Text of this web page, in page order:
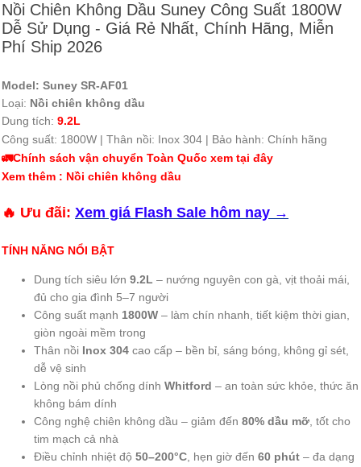
Nồi Chiên Không Dầu Suney Công Suất 1800W
Dễ Sử Dụng - Giá Rẻ Nhất, Chính Hãng, Miễn
Phí Ship 2026
Model: Suney SR-AF01
Loại: Nồi chiên không dầu
Dung tích: 9.2L
Công suất: 1800W | Thân nồi: Inox 304 | Bảo hành: Chính hãng
🚛Chính sách vận chuyển Toàn Quốc xem tại đây
Xem thêm : Nồi chiên không dầu
🔥 Ưu đãi: Xem giá Flash Sale hôm nay →
TÍNH NĂNG NỔI BẬT
Dung tích siêu lớn 9.2L – nướng nguyên con gà, vịt thoải mái,
đủ cho gia đình 5–7 người
Công suất mạnh 1800W – làm chín nhanh, tiết kiệm thời gian,
giòn ngoài mềm trong
Thân nồi Inox 304 cao cấp – bền bỉ, sáng bóng, không gỉ sét,
dễ vệ sinh
Lòng nồi phủ chống dính Whitford – an toàn sức khỏe, thức ăn
không bám dính
Công nghệ chiên không dầu – giảm đến 80% dầu mỡ , tốt cho
tim mạch cả nhà
Điều chỉnh nhiệt độ 50–200°C , hẹn giờ đến 60 phút – đa dạng